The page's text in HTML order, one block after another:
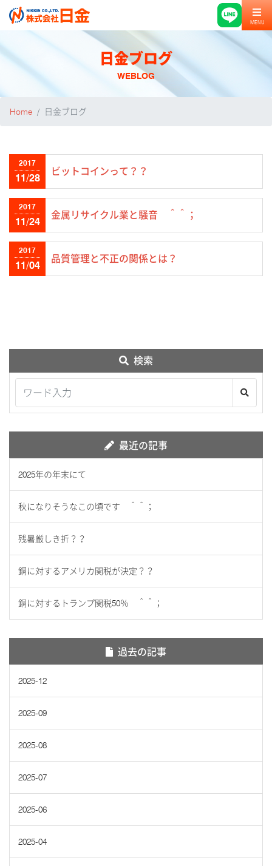
MENU
日金ブログ
WEBLOG
Home 日金ブログ
2017
11/28
ビットコインって？？
2017
11/24
金属リサイクル業と騒音 ＾＾；
2017
11/04
品質管理と不正の関係とは？
検索
最近の記事
2025年の年末にて
秋になりそうなこの頃です ＾＾；
残暑厳しき折？？
銅に対するアメリカ関税が決定？？
銅に対するトランプ関税50％ ＾＾；
過去の記事
2025-12
2025-09
2025-08
2025-07
2025-06
2025-04